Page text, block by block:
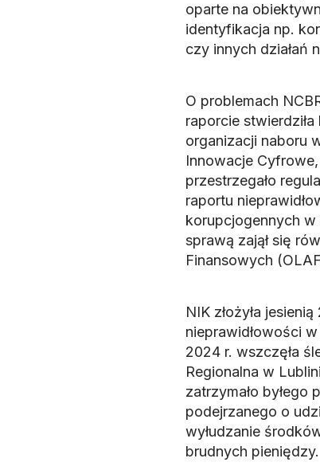
oparte na
identyfikacja np.
czy innych działań
O problemach
raporcie
organizacji naboru
Innowacje
przestrzegało
raportu
korupcjogennych
sprawą zajął się
Finansowych
NIK złożyła
nieprawidłowości
2024 r. wszczęła
Regionalna w
zatrzymało byłego
podejrzanego o
wyłudzanie
brudnych pieniędzy.